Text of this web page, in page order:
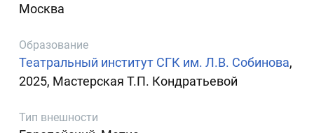
Москва
Образование
Театральный институт СГК им. Л.В. Собинова,
2025, Мастерская Т.П. Кондратьевой
Тип внешности